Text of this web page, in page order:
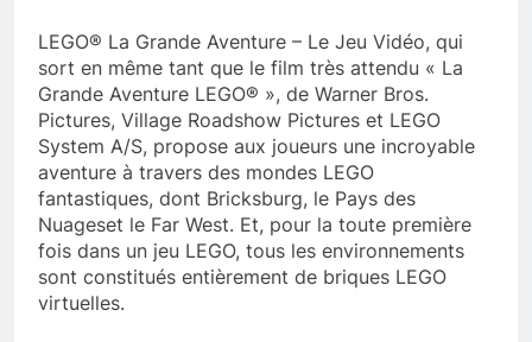
LEGO® La Grande Aventure – Le Jeu Vidéo, qui
sort en même tant que le film très attendu « La
Grande Aventure LEGO® », de Warner Bros.
Pictures, Village Roadshow Pictures et LEGO
System A/S, propose aux joueurs une incroyable
aventure à travers des mondes LEGO
fantastiques, dont Bricksburg, le Pays des
Nuageset le Far West. Et, pour la toute première
fois dans un jeu LEGO, tous les environnements
sont constitués entièrement de briques LEGO
virtuelles.